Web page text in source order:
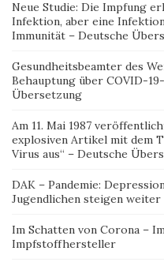
Neue Studie: Die Impfung
Infektion, aber eine
Immunität – Deutsche
Gesundheitsbeamter des
Behauptung über COVID-
Übersetzung
Am 11. Mai 1987
explosiven Artikel mit dem
Virus aus“ – Deutsche
DAK – Pandemie:
Jugendlichen steigen weiter
Im Schatten von Corona –
Impfstoffhersteller